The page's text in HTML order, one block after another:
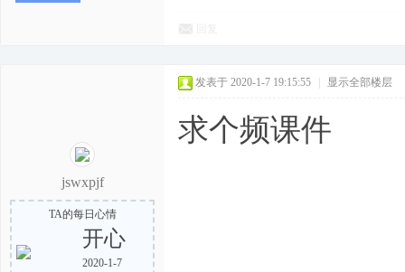
jswxpjf
TA的每日心情
开心
2020-1-7
发表于 2020-1-7 19:15:55 显示全部楼层
求个频课件